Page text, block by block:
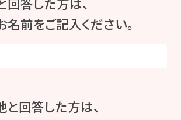
前をご記入ください。
回答した方は、